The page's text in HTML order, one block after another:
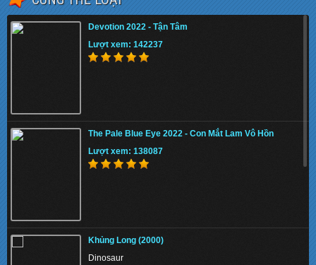
Devotion 2022 - Tận Tâm
Lượt xem: 142237
The Pale Blue Eye 2022 - Con Mắt Lam Vô Hồn
Lượt xem: 138087
Khủng Long (2000)
Dinosaur